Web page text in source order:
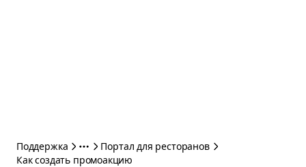
Поддержка
Портал для ресторанов
Как создать промоакцию